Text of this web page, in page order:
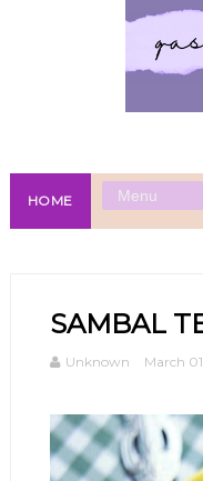
HOME
SAMBAL
Unknown March